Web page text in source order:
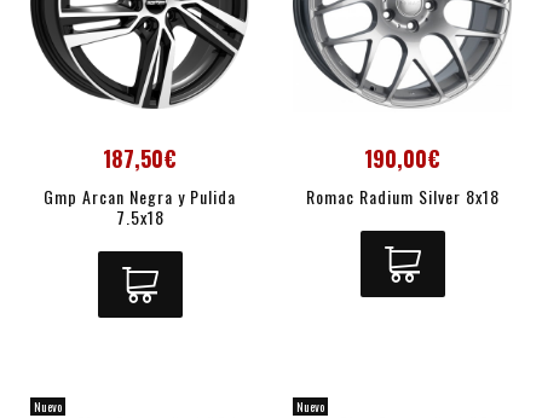
187,50€
Gmp Arcan Negra y Pulida
7.5x18
190,00€
Romac Radium Silver 8x18
Nuevo Nuevo